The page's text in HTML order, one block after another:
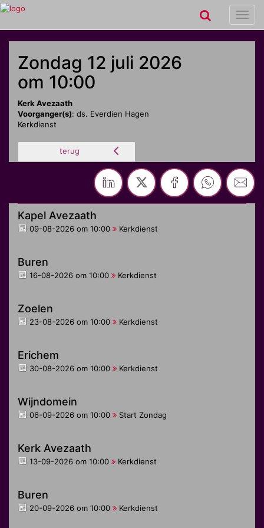
Zondag 12 juli 2026
om 10:00
Kerk Avezaath
Voorganger(s): ds. Everdien Hagen
Kerkdienst
terug
Kapel Avezaath
09-08-2026 om 10:00 Kerkdienst
Buren
16-08-2026 om 10:00 Kerkdienst
Zoelen
23-08-2026 om 10:00 Kerkdienst
Erichem
30-08-2026 om 10:00 Kerkdienst
Wijndomein
06-09-2026 om 10:00 Start Zondag
Kerk Avezaath
13-09-2026 om 10:00 Kerkdienst
Buren
20-09-2026 om 10:00 Kerkdienst